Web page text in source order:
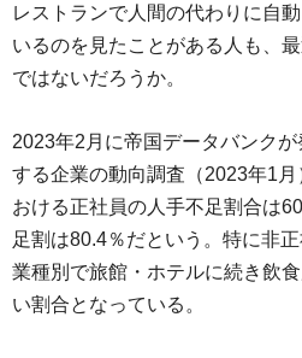
レストランで人間の代わりに自
いるのを見たことがある人も、
ではないだろうか。
2023年2月に帝国データバンク
する企業の動向調査（2023年1
おける正社員の人手不足割合は
足割は80.4％だという。特に非
業種別で旅館・ホテルに続き飲
い割合となっている。